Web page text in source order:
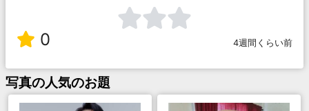
0 4週間くらい前
写真の人気のお題